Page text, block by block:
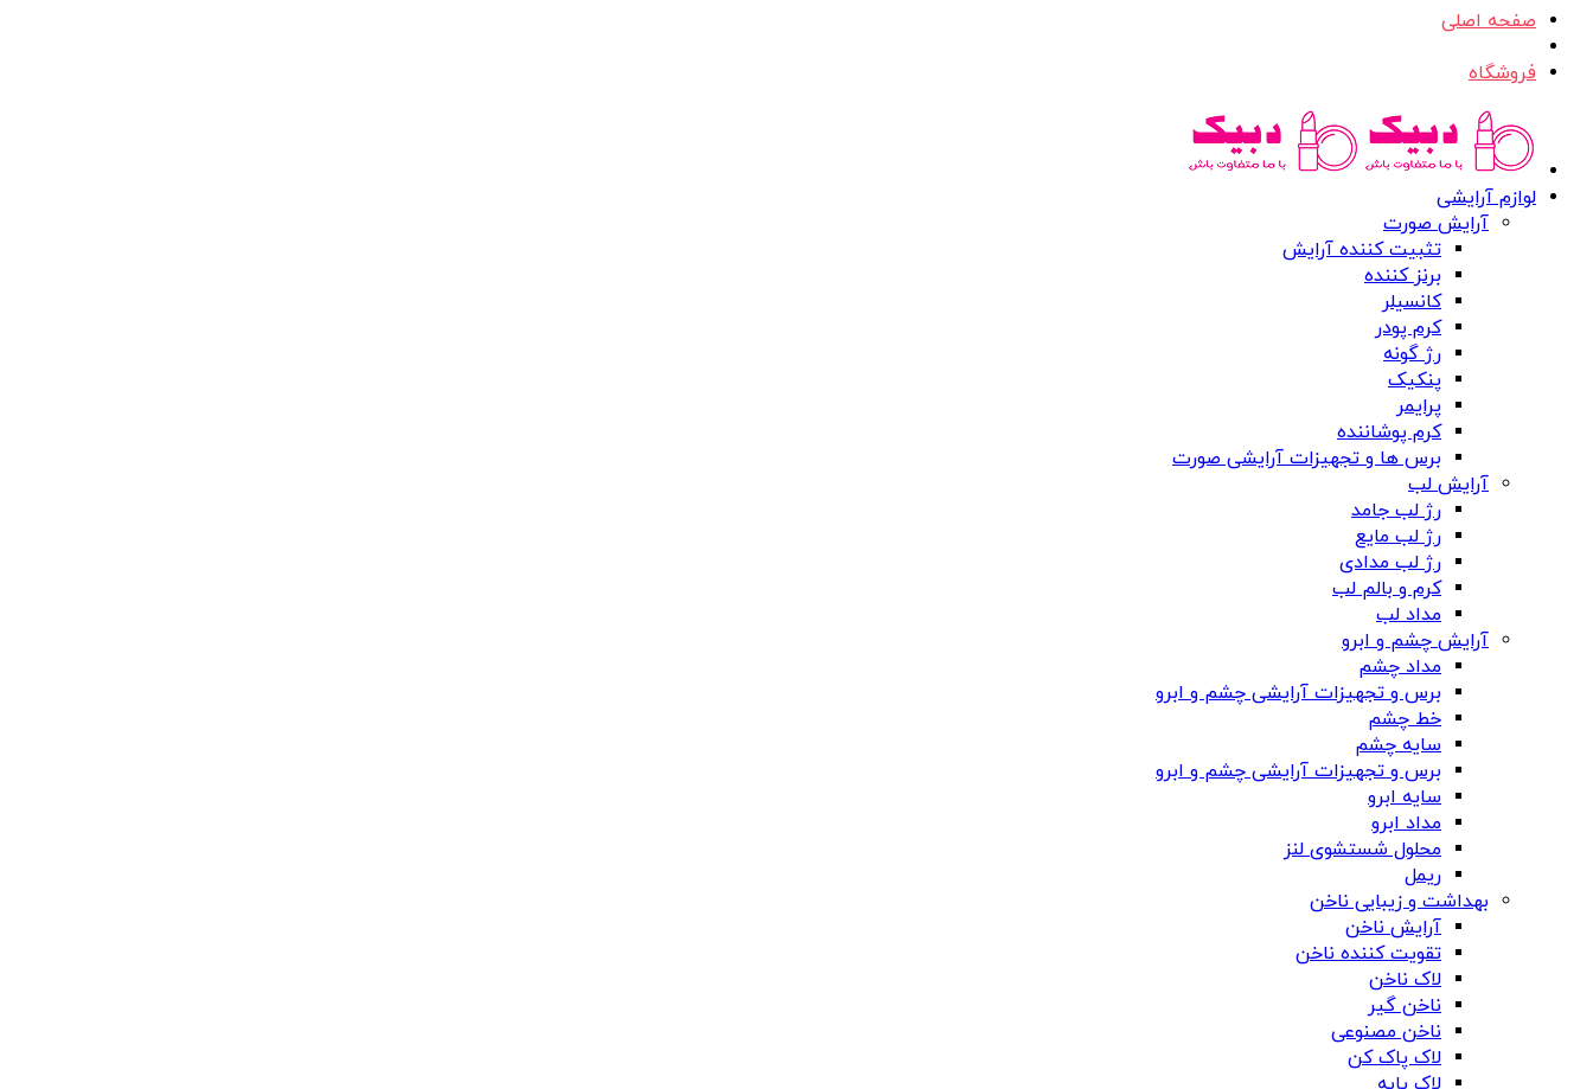
صفحه اصلی
فروشگاه
لوازم آرایشی
آرایش صورت
تثبیت کننده آرایش
برنز کننده
کانسیلر
کرم پودر
رژ گونه
پنکیک
پرایمر
کرم پوشاننده
برس ها و تجهیزات آرایشی صورت
آرایش لب
رژ لب جامد
رژ لب مایع
رژ لب مدادی
کرم و بالم لب
مداد لب
آرایش چشم و ابرو
مداد چشم
برس و تجهیزات آرایشی چشم و ابرو
خط چشم
سایه چشم
برس و تجهیزات آرایشی چشم و ابرو
سایه ابرو
مداد ابرو
محلول شستشوی لنز
ریمل
بهداشت و زیبایی ناخن
آرایش ناخن
تقویت کننده ناخن
لاک ناخن
ناخن گیر
ناخن مصنوعی
لاک پاک کن